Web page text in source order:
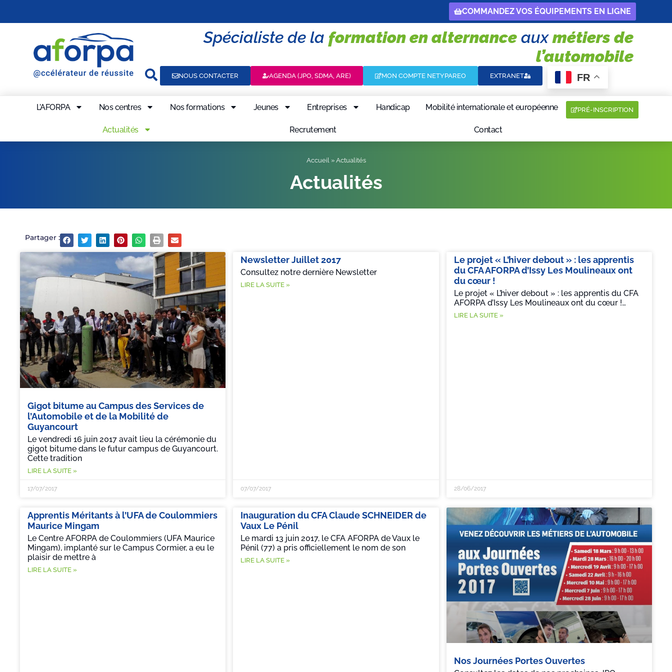
COMMANDEZ VOS ÉQUIPEMENTS EN LIGNE
Spécialiste de la formation en alternanceauxmétiers de
l’automobile
NOUS CONTACTER AGENDA (JPO, SDMA, ARE) MON COMPTE NETYPAREO EXTRANET FR
L’AFORPA Nos centres Nos formations Jeunes Entreprises Handicap Mobilité internationale et européenne
Actualités Recrutement Contact
PRÉ-INSCRIPTION
Accueil » Actualités
Actualités
Partager :
Gigot bitume au Campus des Services de
l’Automobile et de la Mobilité de
Guyancourt
Le vendredi 16 juin 2017 avait lieu la cérémonie du
gigot bitume dans le futur campus de Guyancourt.
Cette tradition
LIRE LA SUITE »
17/07/2017
Newsletter Juillet 2017
Consultez notre dernière Newsletter
LIRE LA SUITE »
07/07/2017
Le projet « L’hiver debout » : les apprentis
du CFA AFORPA d’Issy Les Moulineaux ont
du cœur !
Le projet « L’hiver debout » : les apprentis du CFA
AFORPA d’Issy Les Moulineaux ont du cœur !…
LIRE LA SUITE »
28/06/2017
Apprentis Méritants à l’UFA de Coulommiers
Maurice Mingam
Le Centre AFORPA de Coulommiers (UFA Maurice
Mingam), implanté sur le Campus Cormier, a eu le
plaisir de mettre à
LIRE LA SUITE »
Inauguration du CFA Claude SCHNEIDER de
Vaux Le Pénil
Le mardi 13 juin 2017, le CFA AFORPA de Vaux le
Pénil (77) a pris officiellement le nom de son
LIRE LA SUITE »
Nos Journées Portes Ouvertes